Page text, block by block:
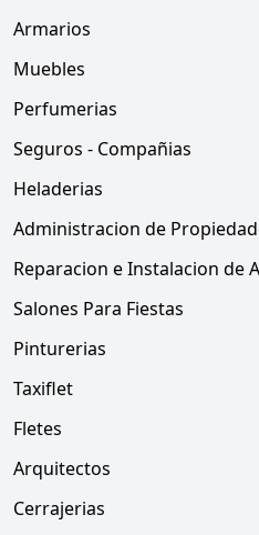
Armarios
Muebles
Perfumerias
Seguros - Compañias
Heladerias
Administracion de
Reparacion e Instalacion de
Salones Para Fiestas
Pinturerias
Taxiflet
Fletes
Arquitectos
Cerrajerias